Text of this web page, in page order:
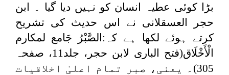
بڑا کوئی عطیہ انسان کو نہیں دیا گیا ۔ ابن
حجر العسقلانی نے اس حدیث کی تشریح
کرتے ہوئے لکھا ہے کہ: الصَّبْرُ جَامع لمكارم
الْأَخْلَاق
(فتح الباری لابن حجر، جلد11، صفحہ
305)۔ یعنی، صبر تمام اعلیٰ اخلاقیات